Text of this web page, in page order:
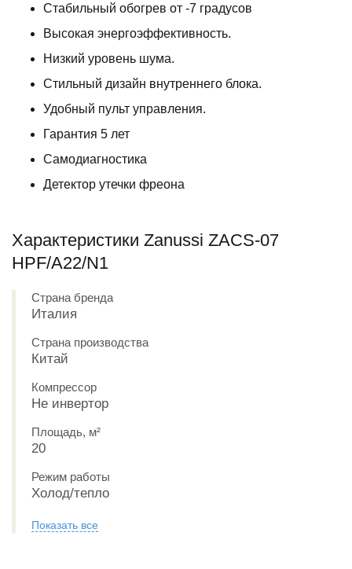
Стабильный обогрев от -7 градусов
Высокая энергоэффективность.
Низкий уровень шума.
Стильный дизайн внутреннего блока.
Удобный пульт управления.
Гарантия 5 лет
Самодиагностика
Детектор утечки фреона
Характеристики Zanussi ZACS-07
HPF/A22/N1
Страна бренда
Италия
Страна производства
Китай
Компрессор
Не инвертор
Площадь, м²
20
Режим работы
Холод/тепло
Показать все